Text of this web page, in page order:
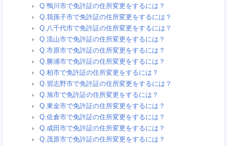
Q.鴨川市で免許証の住所変更をするには？
Q.我孫子市で免許証の住所変更をするには？
Q.八千代市で免許証の住所変更をするには？
Q.流山市で免許証の住所変更をするには？
Q.市原市で免許証の住所変更をするには？
Q.勝浦市で免許証の住所変更をするには？
Q.柏市で免許証の住所変更をするには？
Q.習志野市で免許証の住所変更をするには？
Q.旭市で免許証の住所変更をするには？
Q.東金市で免許証の住所変更をするには？
Q.佐倉市で免許証の住所変更をするには？
Q.成田市で免許証の住所変更をするには？
Q.茂原市で免許証の住所変更をするには？